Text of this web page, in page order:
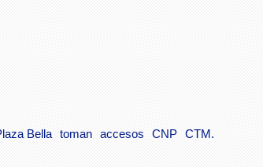
Bella toman accesos CNP CTM.